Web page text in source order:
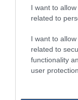
I want to
related to
I want to
related to
functionality
user protection.